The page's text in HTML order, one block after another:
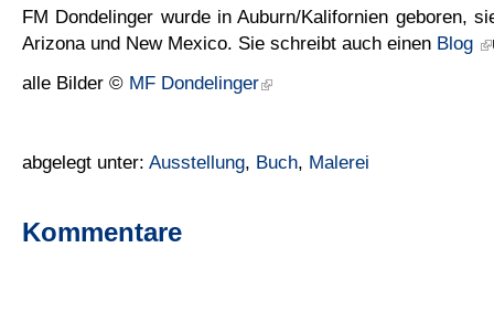
FM Dondelinger wurde in Auburn/Kalifornien geboren,
Arizona und New Mexico. Sie schreibt auch einen Blog
alle Bilder © MF Dondelinger
abgelegt unter: Ausstellung, Buch, Malerei
Kommentare